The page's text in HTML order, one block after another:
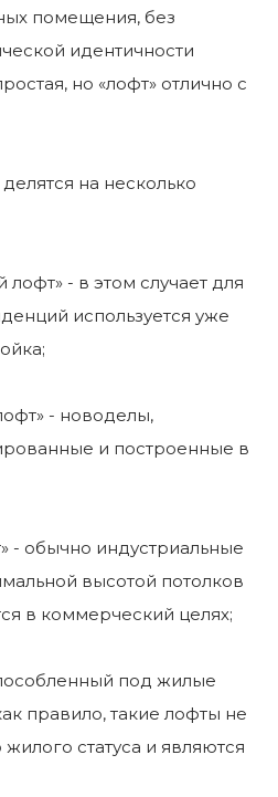
помещения, без
идентичности
но «лофт» отлично с
на несколько
лофт» - в этом случает для
используется уже
- новоделы,
и построенные в
- обычно индустриальные
высотой потолков
в коммерческий целях;
под жилые
правило, такие лофты не
статуса и являются